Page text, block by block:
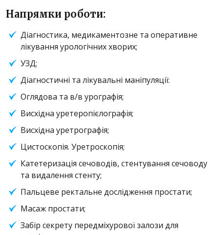
Напрямки роботи:
Діагностика, медикаментозне та оперативне
лікування урологічних хворих;
УЗД;
Діагностичні та лікувальні маніпуляції:
Оглядова та в/в урографія;
Висхідна уретеропієлографія;
Висхідна уретрографія;
Цистоскопія. Уретроскопія;
Катетеризація сечоводів, стентування сечоводу
та видалення стенту;
Пальцеве ректальне дослідження простати;
Масаж простати;
Забір секрету передміхурової залози для